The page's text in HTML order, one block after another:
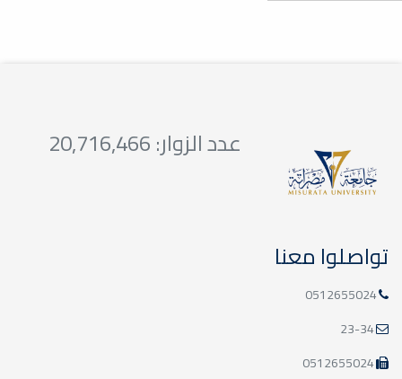
عدد الزوار: 20,716,466
تواصلوا معنا
0512655024
23-34
0512655024